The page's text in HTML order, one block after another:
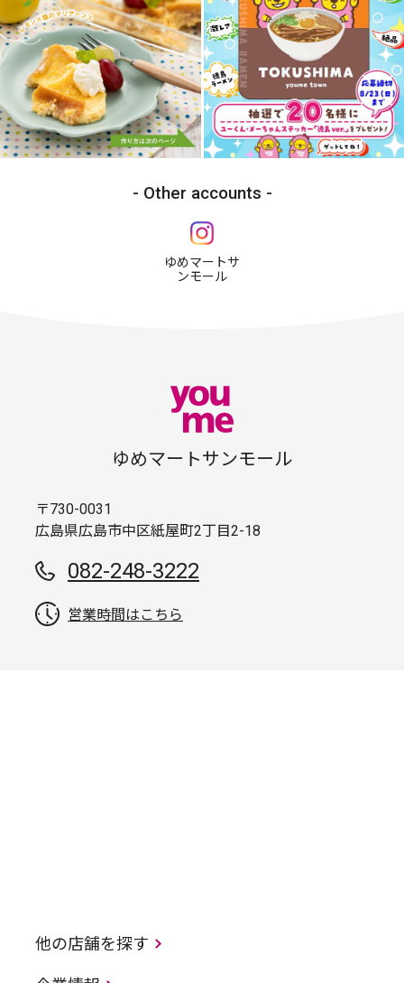
Other accounts
ゆめマートサ
ンモール
ゆめマートサンモール
〒730-0031
広島県広島市中区紙屋町2丁目2-18
082-248-3222
営業時間はこちら
他の店舗を探す